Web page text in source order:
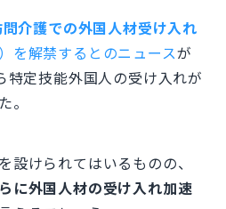
問介護での外国人材受け入れ
を解禁するとのニュースが
特定技能外国人の受け入れが
。
設けられてはいるものの、
に外国人材の受け入れ加速